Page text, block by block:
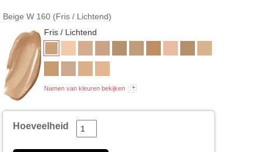
Beige W 160 (Fris / Lichtend)
Fris / Lichtend
Namen van kleuren bekijken
Hoeveelheid